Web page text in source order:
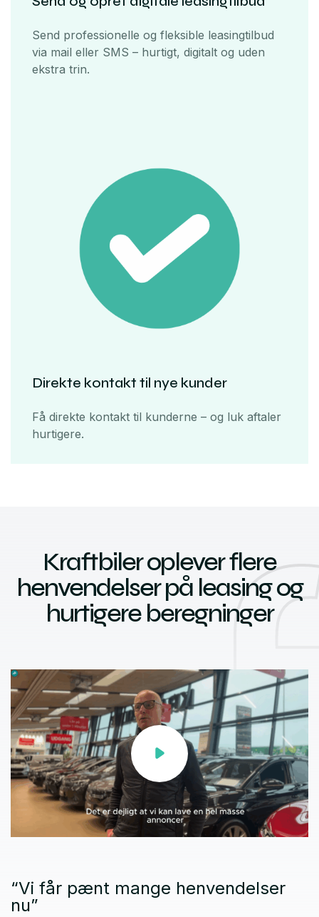
Send professionelle og fleksible leasingtilbud
via mail eller SMS – hurtigt, digitalt og uden
ekstra trin.
Direkte kontakt til nye kunder
Få direkte kontakt til kunderne – og luk aftaler
hurtigere.
Kraftbiler oplever flere
henvendelser på leasing og
hurtigere beregninger
“Vi får pænt mange henvendelser
nu”